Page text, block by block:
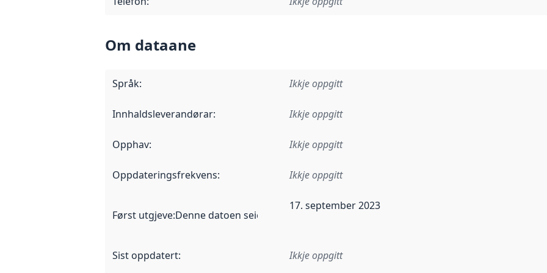
Om dataane
Språk: Ikkje oppgitt
Innhaldsleverandørar: Ikkje oppgitt
Opphav: Ikkje oppgitt
Oppdateringsfrekvens: Ikkje oppgitt
Først utgjeve:Denne datoen seier når dataa i dette datasettet først blei utgitt. Det kan ha
17. september 2023
Sist oppdatert: Ikkje oppgitt